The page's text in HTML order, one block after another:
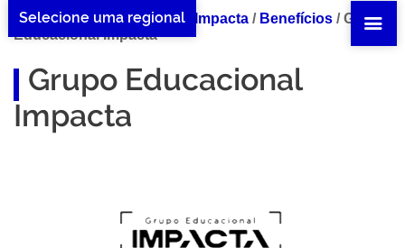
Selecione uma regional
Home Grupo Educacional Impacta / Benefícios /Grupo
Educacional Impacta
Grupo Educacional
Impacta